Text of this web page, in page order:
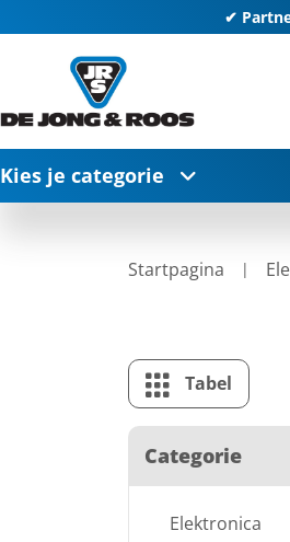
✔
Kies je categorie
Startpagina
Tabel
Categorie
Elektronica